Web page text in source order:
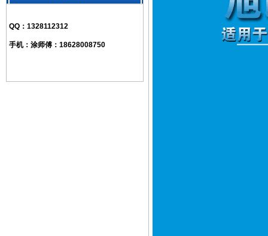
QQ： 1328112312
手机： 涂师傅：18628008750